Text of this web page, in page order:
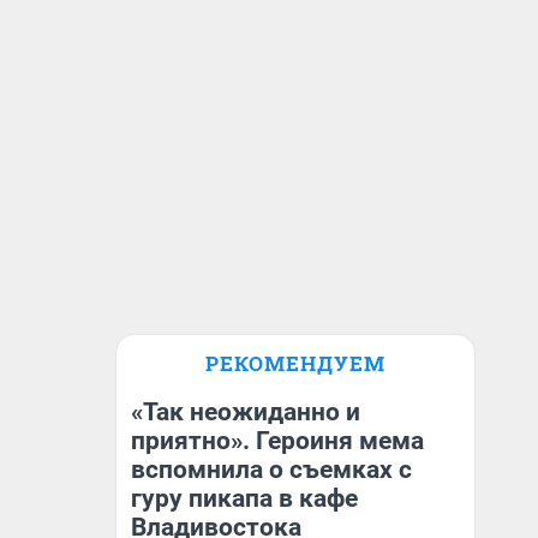
РЕКОМЕНДУЕМ
«Так неожиданно и
приятно». Героиня мема
вспомнила о съемках с
гуру пикапа в кафе
Владивостока